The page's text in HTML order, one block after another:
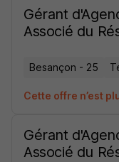
Gérant
Associé du
Besançon - 25
Cette offre n’est
Gérant
Associé du